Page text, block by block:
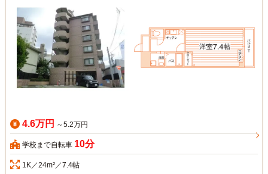
4.6万円 ～5.2万円
学校まで自転車 10分
1K／24m²／7.4帖